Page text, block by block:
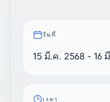
วันที่
15 มี.ค. 2568 - 16
เวลา